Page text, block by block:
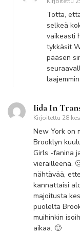
Totta,
selkeä
vaikeasti
tykkäsit
pääsen
laajemmin.
Iida In
Kirjoitettu 28
New York on
Brooklyn
Girls -fanina
vierailleena.
nähtävää,
kannattaisi
majoitusta
puolelta
muihinkin
aikaa. 🙂